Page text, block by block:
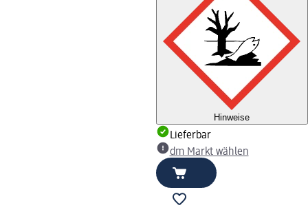
Hinweise
Lieferbar
dm Markt wählen